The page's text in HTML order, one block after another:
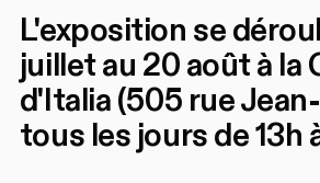
L'exposition se
juillet au 20 août à la
d'Italia (505 rue
tous les jours de 13h